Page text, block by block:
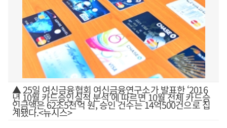
▲ 25일 여신금융협회 여신금융연구소가 발표한 ‘2016
년 10월 카드승인실적 분석’에 따르면 10월 전체 카드승
인금액은 62조5천억 원, 승인 건수는 14억500건으로 집
계됐다.<뉴시스>